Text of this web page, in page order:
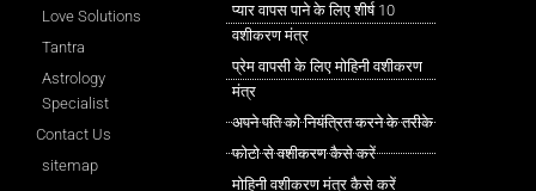
Love Solutions
Tantra
Astrology
Specialist
Contact Us
sitemap
प्यार वापस पाने के लिए शीर्ष 10
वशीकरण मंत्र
प्रेम वापसी के लिए मोहिनी वशीकरण
मंत्र
अपने पति को नियंत्रित करने के तरीके
फोटो से वशीकरण कैसे करें
मोहिनी वशीकरण मंत्र कैसे करें